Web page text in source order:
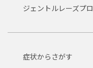
ジェントルレーズプロ
症状からさがす